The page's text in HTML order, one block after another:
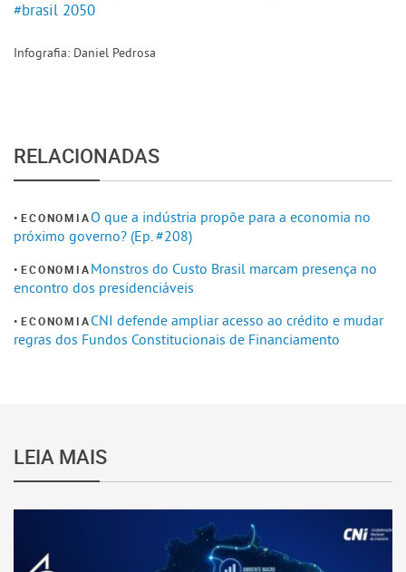
#brasil 2050
Infografia: Daniel Pedrosa
RELACIONADAS
ECONOMIAO que a indústria propõe para a economia no
próximo governo? (Ep. #208)
ECONOMIAMonstros do Custo Brasil marcam presença no
encontro dos presidenciáveis
ECONOMIACNI defende ampliar acesso ao crédito e mudar
regras dos Fundos Constitucionais de Financiamento
LEIA MAIS